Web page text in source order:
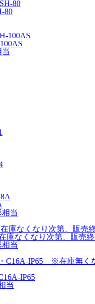
80
当
当
なくなり次第、販売終
当
IP65
当